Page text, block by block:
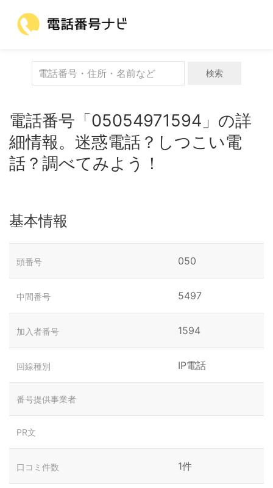
検索
電話番号「05054971594」の詳
細情報。迷惑電話？しつこい電
話？調べてみよう！
基本情報
頭番号 050
中間番号 5497
加入者番号 1594
回線種別 IP電話
番号提供事業者
PR文
口コミ件数 1件